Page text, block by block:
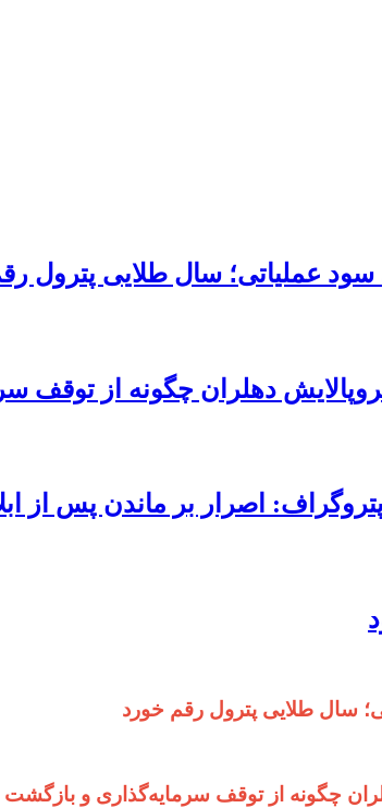
دهلران چگونه از توقف
اصرار بر ماندن پس از
چگونه از توقف سرمایه‌گذاری و